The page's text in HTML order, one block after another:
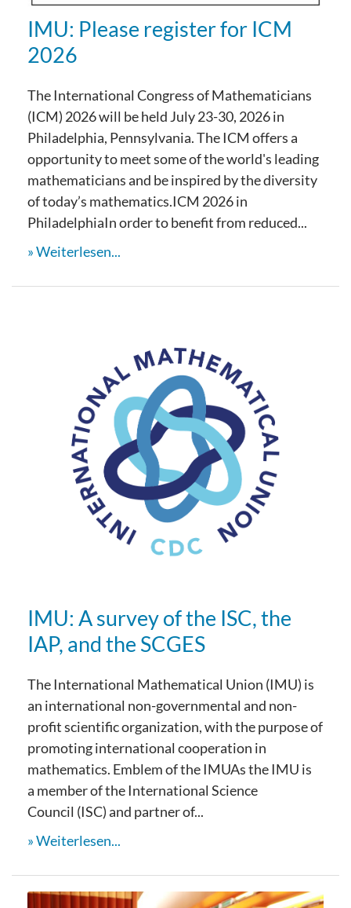
IMU: Please register for ICM
2026
The International Congress of Mathematicians
(ICM) 2026 will be held July 23-30, 2026 in
Philadelphia, Pennsylvania. The ICM offers a
opportunity to meet some of the world's leading
mathematicians and be inspired by the diversity
of today’s mathematics.ICM 2026 in
PhiladelphiaIn order to benefit from reduced...
Weiterlesen...
IMU: A survey of the ISC, the
IAP, and the SCGES
The International Mathematical Union (IMU) is
an international non-governmental and non-
profit scientific organization, with the purpose of
promoting international cooperation in
mathematics. Emblem of the IMUAs the IMU is
a member of the International Science
Council (ISC) and partner of...
Weiterlesen...